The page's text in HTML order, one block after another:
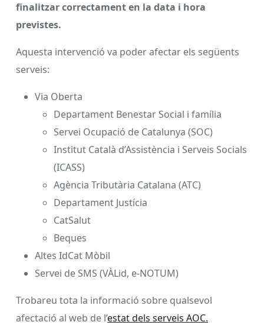
finalitzar correctament en la data i hora
previstes.
Aquesta intervenció va poder afectar els següents
serveis:
Via Oberta
Departament Benestar Social i família
Servei Ocupació de Catalunya (SOC)
Institut Català d’Assistència i Serveis Socials
(ICASS)
Agència Tributària Catalana (ATC)
Departament Justícia
CatSalut
Beques
Altes IdCat Mòbil
Servei de SMS (VÀLid, e-NOTUM)
Trobareu tota la informació sobre qualsevol
afectació al web de l’estat dels serveis AOC.